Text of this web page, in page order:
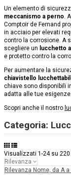
Un elemento di
meccanismo a perno .
Comptoir de Fernand
in acciaio per elevati
contro la corrosione. A
scegliere un lucchetto
e protetto contro la
Per aumentare la
chiavistello
chiave sono disponibili
adatta alle tue
Scopri anche il nostro
Categoria:
Visualizzati 1-24 su
Rilevanza
Rilevanza Nome, da A a